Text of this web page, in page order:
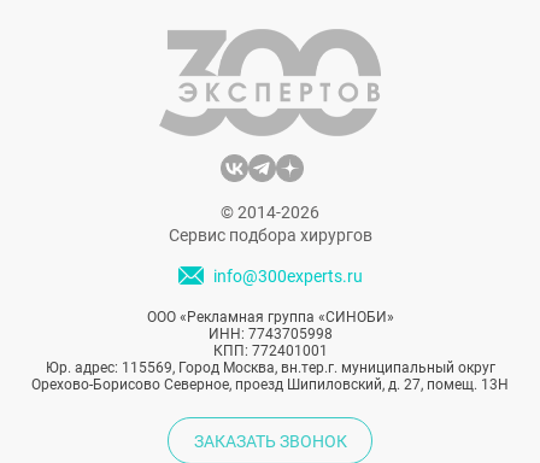
© 2014-2026
Сервис подбора хирургов
info@300experts.ru
ООО «Рекламная группа «СИНОБИ»
ИНН: 7743705998
КПП: 772401001
Юр. адрес: 115569, Город Москва, вн.тер.г. муниципальный округ
Орехово-Борисово Северное, проезд Шипиловский, д. 27, помещ. 13Н
ЗАКАЗАТЬ ЗВОНОК